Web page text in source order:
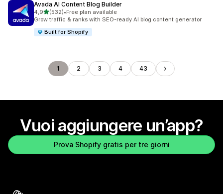
Avada AI Content Blog Builder
4,9stelle su 5
(532)
532 recensioni totali
•Free plan available
Grow traffic & ranks with SEO-ready AI blog content generator
Built for Shopify
1 2 3 4 43
Vuoi aggiungere un’app?
Prova Shopify gratis per tre giorni